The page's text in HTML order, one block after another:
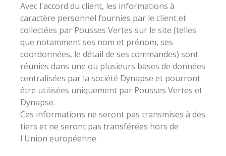
Avec l'accord du client, les informations à
caractère personnel fournies par le client et
collectées par Pousses Vertes sur le site (telles
que notamment ses nom et prénom, ses
coordonnées, le détail de ses commandes) sont
réunies dans une ou plusieurs bases de données
centralisées par la société Dynapse et pourront
être utilisées uniquement par Pousses Vertes et
Dynapse.
Ces informations ne seront pas transmises à des
tiers et ne seront pas transférées hors de
l'Union européenne.